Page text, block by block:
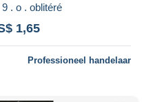
. o . oblitéré
1,65
Professioneel handelaar